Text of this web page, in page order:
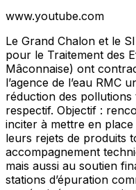
www.youtube.com
Le Grand Chalon et le
pour le Traitement des
Mâconnaise) ont
l’agence de l’eau RMC
réduction des
respectif. Objectif :
inciter à mettre en
leurs rejets de produits
accompagnement
mais aussi au soutien
stations d’épuration